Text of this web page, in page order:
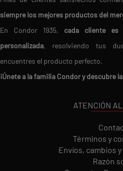
siempre los mejores productos del
En Condor 1935, cada cliente es
personalizada, resolviendo tus
encuentres el producto perfecto.
¡Únete a la familia Condor y descubre
ATENCIÓN
Términos y
Envíos, cambios
Razón